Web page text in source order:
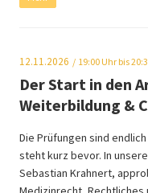
12.11.2026 19:00 Uhr bis
Der Start in den
Weiterbildung &
Die Prüfungen sind
steht kurz bevor. In
Sebastian Krahnert,